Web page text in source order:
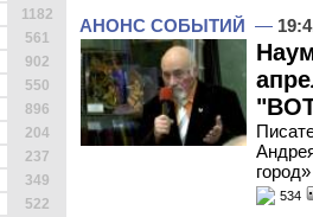
1182
561
902
550
896
204
237
349
522
АНОНС СОБЫТИЙ —
город»
534